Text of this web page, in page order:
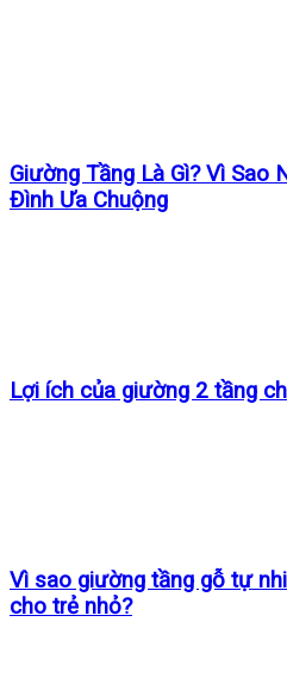
Giường Tầng Là Gì? Vì Sao
Đình Ưa Chuộng
Lợi ích của giường 2 tầng
Vì sao giường tầng gỗ tự
cho trẻ nhỏ?